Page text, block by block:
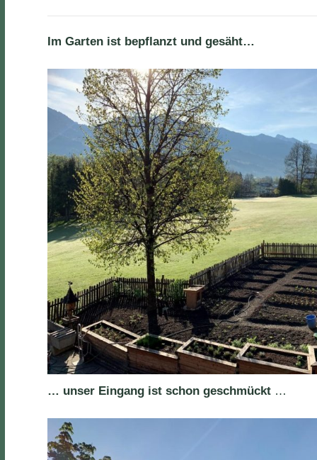
Im Garten ist bepflanzt und gesäht…
… unser Eingang ist schon geschmückt…